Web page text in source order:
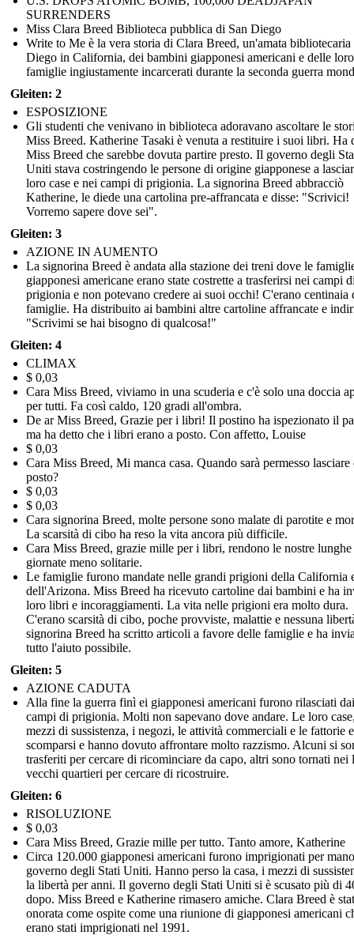
SURRENDERS
Miss Clara Breed Biblioteca pubblica di San Diego
Write to Me è la vera storia di Clara Breed, un'amata bibliotecaria
Diego in California, dei bambini giapponesi americani e delle loro
famiglie ingiustamente incarcerati durante la seconda guerra
Gleiten: 2
ESPOSIZIONE
Gli studenti che venivano in biblioteca adoravano ascoltare le
Miss Breed. Katherine Tasaki è venuta a restituire i suoi libri. Ha
Miss Breed che sarebbe dovuta partire presto. Il governo degli
Uniti stava costringendo le persone di origine giapponese a
loro case e nei campi di prigionia. La signorina Breed abbracciò
Katherine, le diede una cartolina pre-affrancata e disse: "Scrivici!
Vorremo sapere dove sei".
Gleiten: 3
AZIONE IN AUMENTO
La signorina Breed è andata alla stazione dei treni dove le
giapponesi americane erano state costrette a trasferirsi nei campi
prigionia e non potevano credere ai suoi occhi! C'erano centinaia
famiglie. Ha distribuito ai bambini altre cartoline affrancate e
"Scrivimi se hai bisogno di qualcosa!"
Gleiten: 4
CLIMAX
$ 0,03
Cara Miss Breed, viviamo in una scuderia e c'è solo una doccia
per tutti. Fa così caldo, 120 gradi all'ombra.
De ar Miss Breed, Grazie per i libri! Il postino ha ispezionato il
ma ha detto che i libri erano a posto. Con affetto, Louise
$ 0,03
Cara Miss Breed, Mi manca casa. Quando sarà permesso lasciare
posto?
$ 0,03
$ 0,03
Cara signorina Breed, molte persone sono malate di parotite e
La scarsità di cibo ha reso la vita ancora più difficile.
Cara Miss Breed, grazie mille per i libri, rendono le nostre lunghe
giornate meno solitarie.
Le famiglie furono mandate nelle grandi prigioni della California
dell'Arizona. Miss Breed ha ricevuto cartoline dai bambini e ha
loro libri e incoraggiamenti. La vita nelle prigioni era molto dura.
C'erano scarsità di cibo, poche provviste, malattie e nessuna
signorina Breed ha scritto articoli a favore delle famiglie e ha
tutto l'aiuto possibile.
Gleiten: 5
AZIONE CADUTA
Alla fine la guerra finì ei giapponesi americani furono rilasciati dai
campi di prigionia. Molti non sapevano dove andare. Le loro
mezzi di sussistenza, i negozi, le attività commerciali e le fattorie
scomparsi e hanno dovuto affrontare molto razzismo. Alcuni si
trasferiti per cercare di ricominciare da capo, altri sono tornati nei
vecchi quartieri per cercare di ricostruire.
Gleiten: 6
RISOLUZIONE
$ 0,03
Cara Miss Breed, Grazie mille per tutto. Tanto amore, Katherine
Circa 120.000 giapponesi americani furono imprigionati per
governo degli Stati Uniti. Hanno perso la casa, i mezzi di
la libertà per anni. Il governo degli Stati Uniti si è scusato più di
dopo. Miss Breed e Katherine rimasero amiche. Clara Breed è
onorata come ospite come una riunione di giapponesi americani
erano stati imprigionati nel 1991.